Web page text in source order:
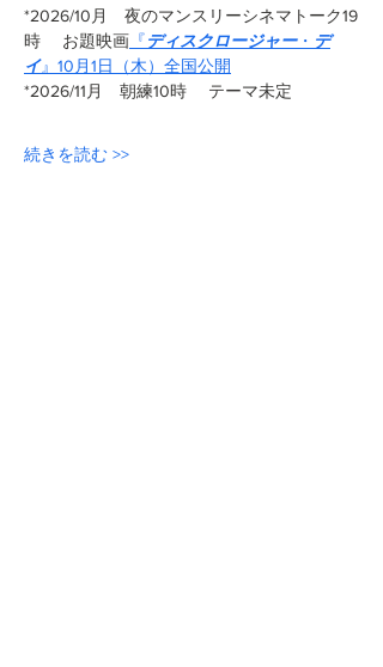
*2026/10月　夜のマンスリーシネマトーク19
時 　お題映画 『ディスクロージャー・ デ
イ』10月1日（木）全国公開
*2026/11月　朝練10時　 テーマ未定
続きを読む >>